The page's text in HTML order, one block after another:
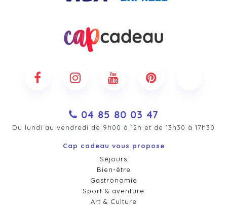
04 85 80 03 47
Du lundi au vendredi de 9h00 à 12h et de 13h30 à 17h30
Cap cadeau vous propose
Séjours
Bien-être
Gastronomie
Sport & aventure
Art & Culture